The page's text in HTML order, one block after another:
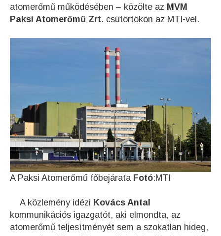
atomerőmű működésében – közölte az MVM
Paksi Atomerőmű Zrt. csütörtökön az MTI-vel.
A Paksi Atomerőmű főbejárata Fotó:MTI
A közlemény idézi Kovács Antal
kommunikációs igazgatót, aki elmondta, az
atomerőmű teljesítményét sem a szokatlan hideg,